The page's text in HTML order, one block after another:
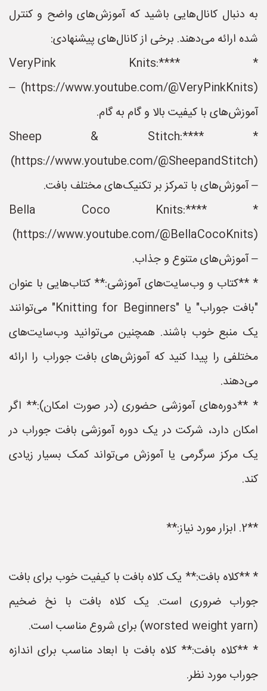
دنبال کانال‌هایی باشید که آموزش‌های واضح و کنترل
ارائه می‌دهند. برخی از کانال‌های پیشنهادی:
* **VeryPink Knits:**
(https://www.youtube.com/@VeryPinkKnits) –
با کیفیت بالا و گام به گام.
* **Sheep & Stitch:**
(https://www.youtube.com/
آموزش‌های با تمرکز بر تکنیک‌های مختلف بافت.
* **Bella Coco Knits:**
(https://www.youtube.com/
آموزش‌های متنوع و جذاب.
و وب‌سایت‌های آموزشی:** کتاب‌هایی با عنوان
"بافت جوراب" یا "Knitting for Beginners" می‌توانند
منبع خوب باشند. همچنین می‌توانید وب‌سایت‌های
را پیدا کنید که آموزش‌های بافت جوراب را ارائه
آموزشی حضوری (در صورت امکان):** اگر
دارد، شرکت در یک دوره آموزشی بافت جوراب در
مرکز سرگرمی یا آموزش می‌تواند کمک بسیار زیادی
بافت:** یک کلاه بافت با کیفیت خوب برای بافت
ضروری است. یک کلاه بافت با نخ ضخیم
بافت:** کلاه بافت با ابعاد مناسب برای اندازه
مورد نظر.